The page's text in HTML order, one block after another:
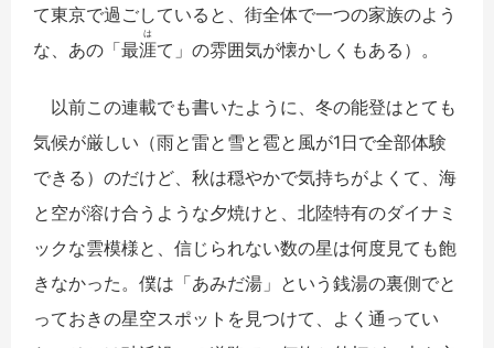
て東京で過ごしていると、街全体で一つの家族のよう
な、あの「最涯
は
て」の雰囲気が懐かしくもある）。
以前この連載でも書いたように、冬の能登はとても
気候が厳しい（雨と雷と雪と雹と風が1日で全部体験
できる ）のだけど、秋は穏やかで気持ちがよくて、海
と空が溶け合うような夕焼けと、北陸特有のダイナミ
ックな雲模様と、信じられない数の星は何度見ても飽
きなかった。僕は「あみだ湯」という銭湯の裏側でと
っておきの星空スポットを見つけて、よく通ってい